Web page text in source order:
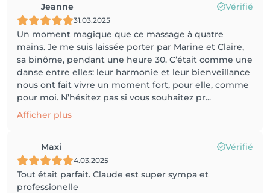
Jeanne Vérifié
31.03.2025
Un moment magique que ce massage à quatre
mains. Je me suis laissée porter par Marine et Claire,
sa binôme, pendant une heure 30. C’était comme une
danse entre elles: leur harmonie et leur bienveillance
nous ont fait vivre un moment fort, pour elle, comme
pour moi. N’hésitez pas si vous souhaitez pr...
Afficher plus
Maxi Vérifié
4.03.2025
Tout était parfait. Claude est super sympa et
professionelle